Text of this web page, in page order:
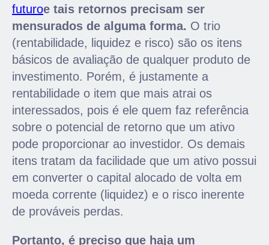
futuroe tais retornos precisam ser
mensurados de alguma forma. O trio
(rentabilidade, liquidez e risco) são os itens
básicos de avaliação de qualquer produto de
investimento. Porém, é justamente a
rentabilidade o item que mais atrai os
interessados, pois é ele quem faz referência
sobre o potencial de retorno que um ativo
pode proporcionar ao investidor. Os demais
itens tratam da facilidade que um ativo possui
em converter o capital alocado de volta em
moeda corrente (liquidez) e o risco inerente
de prováveis perdas.
Portanto, é preciso que haja um